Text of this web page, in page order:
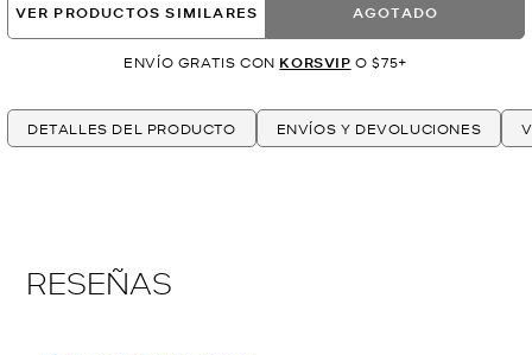
VER PRODUCTOS SIMILARES AGOTADO
ENVÍO GRATIS CON KORSVIP O $75+
DETALLES DEL PRODUCTO ENVÍOS Y DEVOLUCIONES